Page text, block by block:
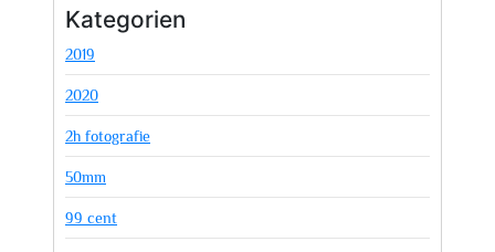
Kategorien
2019
2020
2h fotografie
50mm
99 cent